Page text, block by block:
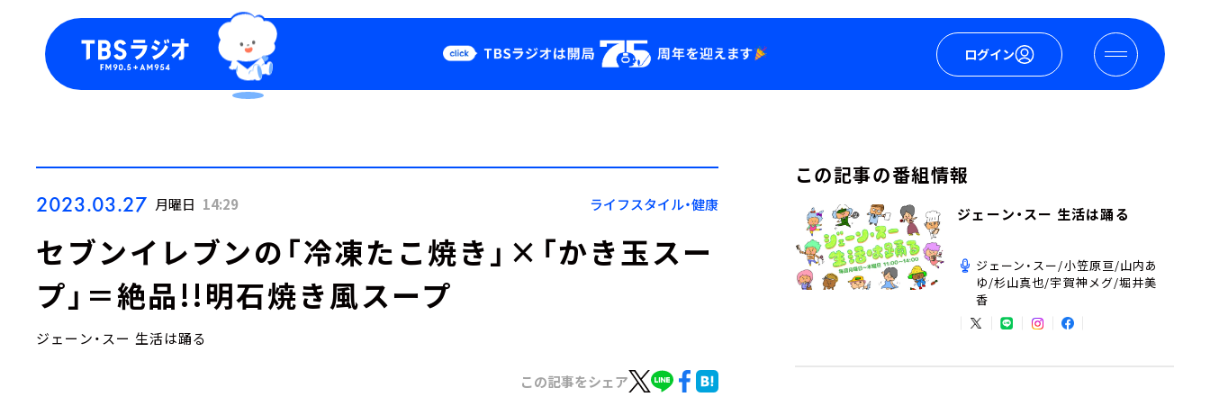
ログイン
Podcast
YouTube
会社情報
2023.03.27 月曜日 14:29 ライフスタイル・健康
セブンイレブンの「冷凍たこ焼き」×「かき玉スー
プ」＝絶品!!明石焼き風スープ
ジェーン・スー 生活は踊る
この記事をシェア
この記事の番組情報
ジェーン・スー 生活は踊る
ジェーン・スー/小笠原亘/山内あ
ゆ/杉山真也/宇賀神メグ/堀井美
香